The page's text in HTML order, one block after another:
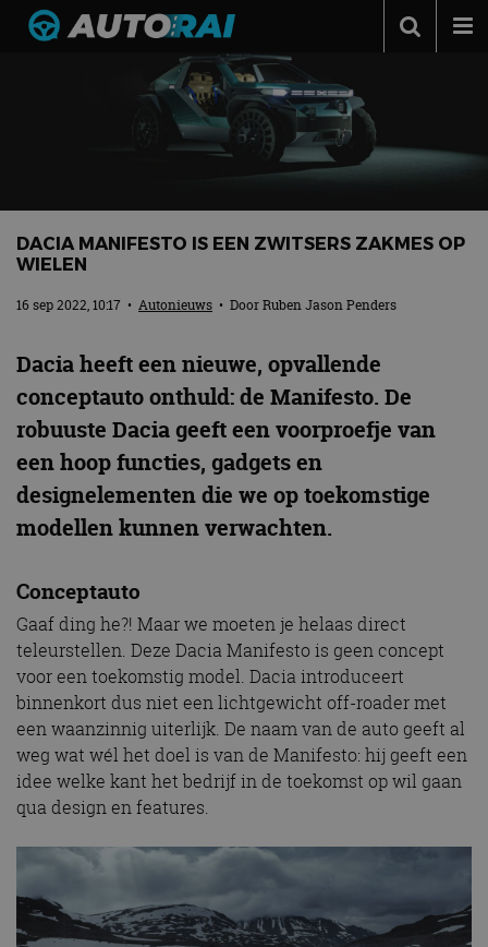
Adverteren
DACIA MANIFESTO IS EEN ZWITSERS ZAKMES OP
WIELEN
16 sep 2022, 10:17 • Autonieuws • DoorRuben Jason Penders
Dacia heeft een nieuwe, opvallende
conceptauto onthuld: de Manifesto. De
robuuste Dacia geeft een voorproefje van
een hoop functies, gadgets en
designelementen die we op toekomstige
modellen kunnen verwachten.
Conceptauto
Gaaf ding he?! Maar we moeten je helaas direct
teleurstellen. Deze Dacia Manifesto is geen concept
voor een toekomstig model. Dacia introduceert
binnenkort dus niet een lichtgewicht off-roader met
een waanzinnig uiterlijk. De naam van de auto geeft al
weg wat wél het doel is van de Manifesto: hij geeft een
idee welke kant het bedrijf in de toekomst op wil gaan
qua design en features.